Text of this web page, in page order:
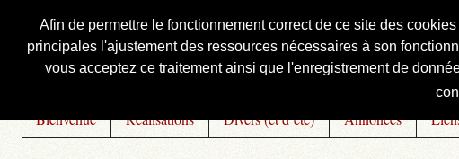
Afin de permettre le fonctionnement correct de ce site des
principales l'ajustement des ressources nécessaires à son
vous acceptez ce traitement ainsi que l'enregistrement de
Courbis, « LE » Blog Officiel
Bienvenue Réalisations Divers (et d’été) Annonces